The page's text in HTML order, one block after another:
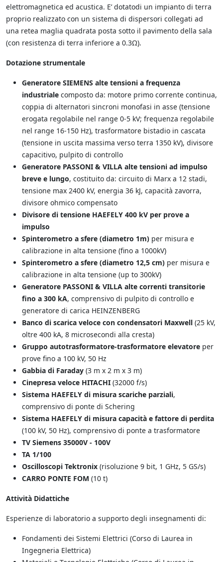
elettromagnetica ed acustica. E’ dotatodi un impianto di terra
proprio realizzato con un sistema di dispersori collegati ad
una retea maglia quadrata posta sotto il pavimento della sala
(con resistenza di terra inferiore a 0.3Ω).
Dotazione strumentale
Generatore SIEMENS alte tensioni a frequenza
industriale composto da: motore primo corrente continua,
coppia di alternatori sincroni monofasi in asse (tensione
erogata regolabile nel range 0-5 kV; frequenza regolabile
nel range 16-150 Hz), trasformatore bistadio in cascata
(tensione in uscita massima verso terra 1350 kV), divisore
capacitivo, pulpito di controllo
Generatore PASSONI & VILLA alte tensioni ad impulso
breve e lungo, costituito da: circuito di Marx a 12 stadi,
tensione max 2400 kV, energia 36 kJ, capacità zavorra,
divisore ohmico compensato
Divisore di tensione HAEFELY 400 kV per prove a
impulso
Spinterometro a sfere (diametro 1m) per misura e
calibrazione in alta tensione (fino a 1000kV)
Spinterometro a sfere (diametro 12,5 cm) per misura e
calibrazione in alta tensione (up to 300kV)
Generatore PASSONI & VILLA alte correnti transitorie
fino a 300 kA, comprensivo di pulpito di controllo e
generatore di carica HEINZENBERG
Banco di scarica veloce con condensatori Maxwell (25 kV,
oltre 400 kA, 8 microsecondi alla cresta)
Gruppo autotrasformatore-trasformatore elevatore per
prove fino a 100 kV, 50 Hz
Gabbia di Faraday (3 m x 2 m x 3 m)
Cinepresa veloce HITACHI (32000 f/s)
Sistema HAEFELY di misura scariche parziali,
comprensivo di ponte di Schering
Sistema HAEFELY di misura capacità e fattore di perdita
(100 kV, 50 Hz), comprensivo di ponte a trasformatore
TV Siemens 35000V - 100V
TA 1/100
Oscilloscopi Tektronix (risoluzione 9 bit, 1 GHz, 5 GS/s)
CARRO PONTE FOM (10 t)
Attività Didattiche
Esperienze di laboratorio a supporto degli insegnamenti di:
Fondamenti dei Sistemi Elettrici (Corso di Laurea in
Ingegneria Elettrica)